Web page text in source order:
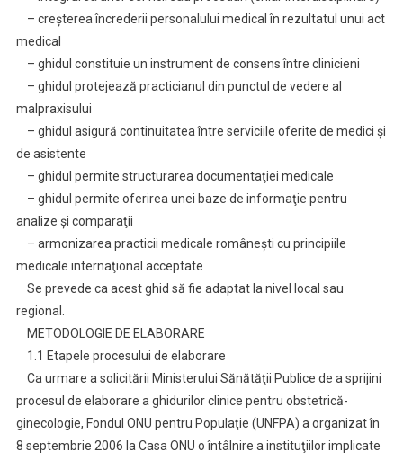
– creşterea încrederii personalului medical în rezultatul unui act
medical
– ghidul constituie un instrument de consens între clinicieni
– ghidul protejează practicianul din punctul de vedere al
malpraxisului
– ghidul asigură continuitatea între serviciile oferite de medici şi
de asistente
– ghidul permite structurarea documentaţiei medicale
– ghidul permite oferirea unei baze de informaţie pentru
analize şi comparaţii
– armonizarea practicii medicale româneşti cu principiile
medicale internaţional acceptate
Se prevede ca acest ghid să fie adaptat la nivel local sau
regional.
METODOLOGIE DE ELABORARE
1.1 Etapele procesului de elaborare
Ca urmare a solicitării Ministerului Sănătăţii Publice de a sprijini
procesul de elaborare a ghidurilor clinice pentru obstetrică-
ginecologie, Fondul ONU pentru Populaţie (UNFPA) a organizat în
8 septembrie 2006 la Casa ONU o întâlnire a instituţiilor implicate